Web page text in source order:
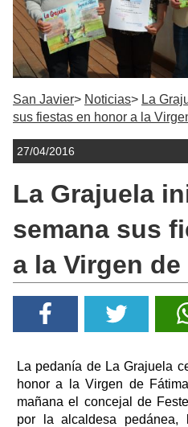
San Javier Noticias
La
sus fiestas en honor a la
27/04/2016
La Grajuela
semana sus
a la Virgen
La pedanía de La Grajuela
honor a la Virgen de
mañana el concejal de
por la alcaldesa